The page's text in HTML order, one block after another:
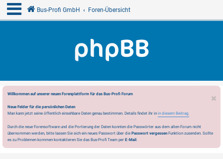
Bus-Profi GmbH Foren-Übersicht
Willkommen auf unserer neuen Forenplattform für das Bus-Profi Forum
Neue Felder für die persönlichen Daten
Man kann jetzt seine öffentlich einsehbare Daten genau bestimmen. Details findet ihr in in diesem Beitrag.
Durch die neue Forensoftware und die Portierung der Daten konnten die Passwörter aus dem alten Forum nicht
übernommen werden, bitte lassen Sie sich ein neues Passwort über die Passwort vergessen Funktion zusenden. Sollte
es zu Problemen kommen kontaktieren Sie das Bus-Profi Team per E-Mail.